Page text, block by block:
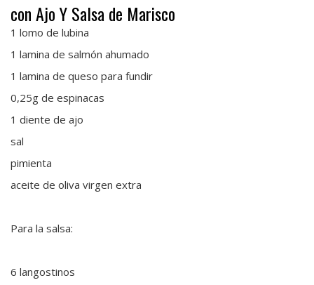
con Ajo Y Salsa de Marisco
1 lomo de lubina
1 lamina de salmón ahumado
1 lamina de queso para fundir
0,25g de espinacas
1 diente de ajo
sal
pimienta
aceite de oliva virgen extra
Para la salsa:
6 langostinos